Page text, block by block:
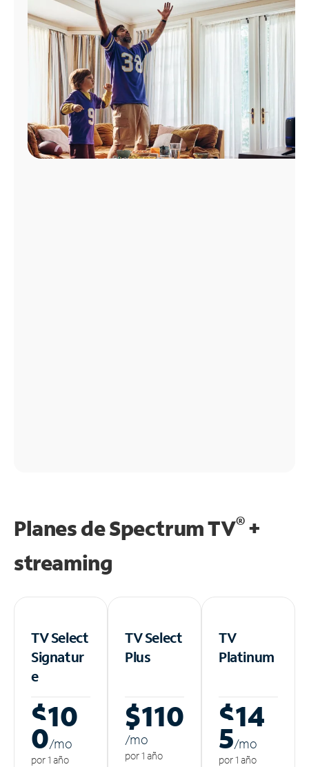
Planes de Spectrum TV®+
streaming
TV Select
Signatur
e
$10
0/mo
por 1 año
TV Select
Plus
$110
/mo
por 1 año
TV
Platinum
$14
5/mo
por 1 año